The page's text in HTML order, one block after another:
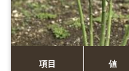
項目 値